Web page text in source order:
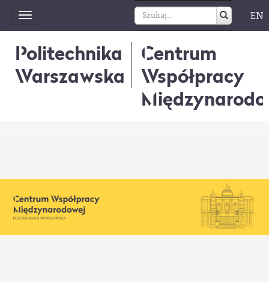
Toggle
navigation
EN
Politechnika
Warszawska
Centrum
Współpracy